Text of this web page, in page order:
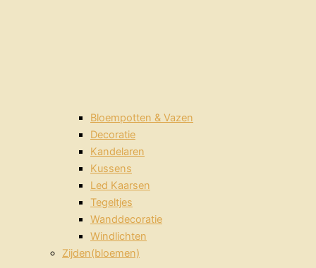
Bloempotten & Vazen
Decoratie
Kandelaren
Kussens
Led Kaarsen
Tegeltjes
Wanddecoratie
Windlichten
Zijden(bloemen)